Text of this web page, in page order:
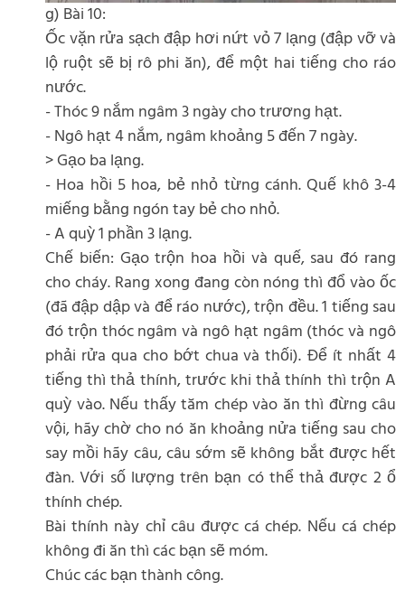
g) Bài 10:
Ốc vặn rửa sạch đập hơi nứt vỏ 7 lạng (đập vỡ và
lộ ruột sẽ bị rô phi ăn), để một hai tiếng cho ráo
nước.
- Thóc 9 nắm ngâm 3 ngày cho trương hạt.
- Ngô hạt 4 nắm, ngâm khoảng 5 đến 7 ngày.
> Gạo ba lạng.
- Hoa hồi 5 hoa, bẻ nhỏ từng cánh. Quế khô 3-4
miếng bằng ngón tay bẻ cho nhỏ.
- A quỳ 1 phần 3 lạng.
Chế biến: Gạo trộn hoa hồi và quế, sau đó rang
cho cháy. Rang xong đang còn nóng thì đổ vào ốc
(đã đập dập và để ráo nước), trộn đều. 1 tiếng sau
đó trộn thóc ngâm và ngô hạt ngâm (thóc và ngô
phải rửa qua cho bớt chua và thối). Để ít nhất 4
tiếng thì thả thính, trước khi thả thính thì trộn A
quỳ vào. Nếu thấy tăm chép vào ăn thì đừng câu
vội, hãy chờ cho nó ăn khoảng nửa tiếng sau cho
say mồi hãy câu, câu sớm sẽ không bắt được hết
đàn. Với số lượng trên bạn có thể thả được 2 ổ
thính chép.
Bài thính này chỉ câu được cá chép. Nếu cá chép
không đi ăn thì các bạn sẽ móm.
Chúc các bạn thành công.